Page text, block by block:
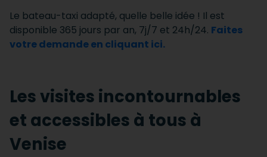
Le bateau-taxi adapté, quelle belle idée ! Il est
disponible 365 jours par an, 7j/7 et 24h/24. Faites
votre demande en cliquant ici.
Les visites incontournables
et accessibles à tous à
Venise